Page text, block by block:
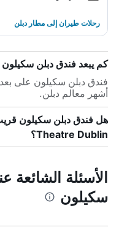
رحلات طيران إلى مطار دبلن
كم يبعد فندق دبلن
أشهر معالم دبلن.
Theatre Dublin؟
الأسئلة
سكيلون